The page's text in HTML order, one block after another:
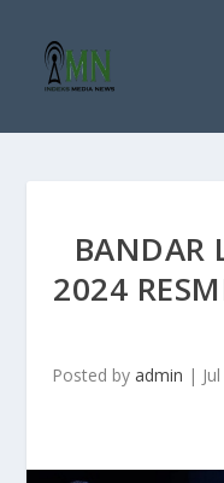
BANDAR
2024
Posted by admin |